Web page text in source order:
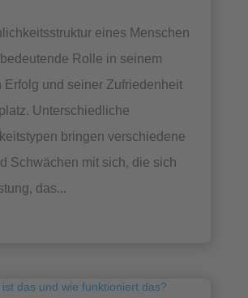
eines Menschen
Rolle in seinem
Erfolg und seiner Zufriedenheit
Unterschiedliche
bringen verschiedene
Schwächen mit sich, die sich
das...